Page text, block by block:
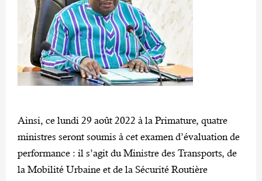
Ainsi, ce lundi 29 août 2022 à la Primature, quatre
ministres seront soumis à cet examen d’évaluation de
performance : il s’agit du Ministre des Transports, de
la Mobilité Urbaine et de la Sécurité Routière